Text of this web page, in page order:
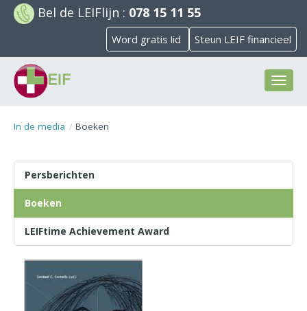
Bel de LEIFlijn : 078 15 11 55
Word gratis lid Steun LEIF financieel
In de media Boeken
Persberichten
Boeken
LEIFtime Achievement Award